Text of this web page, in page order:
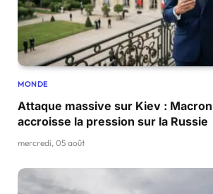
MONDE
Attaque massive sur Kiev : Macron
accroisse la pression sur la Russie
mercredi, 05 août